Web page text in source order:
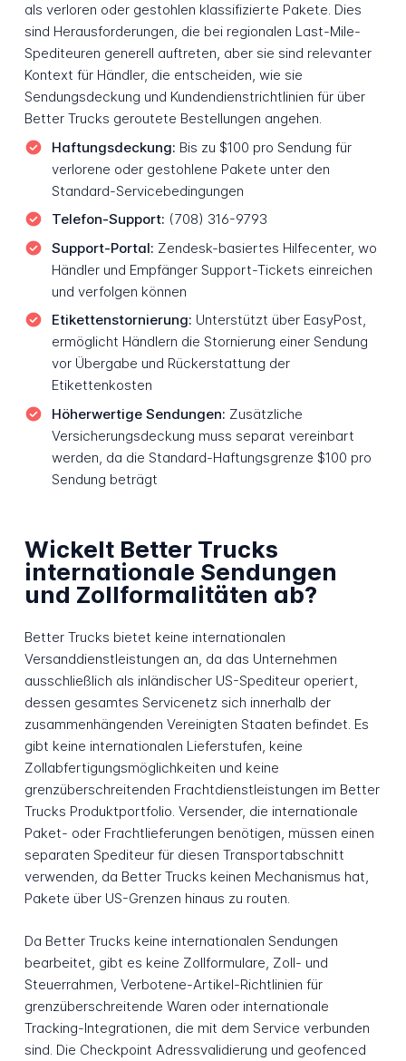
als verloren oder gestohlen klassifizierte Pakete. Dies
sind Herausforderungen, die bei regionalen Last-Mile-
Spediteuren generell auftreten, aber sie sind relevanter
Kontext für Händler, die entscheiden, wie sie
Sendungsdeckung und Kundendienstrichtlinien für über
Better Trucks geroutete Bestellungen angehen.
Haftungsdeckung: Bis zu $100 pro Sendung für
verlorene oder gestohlene Pakete unter den
Standard-Servicebedingungen
Telefon-Support: (708) 316-9793
Support-Portal: Zendesk-basiertes Hilfecenter, wo
Händler und Empfänger Support-Tickets einreichen
und verfolgen können
Etikettenstornierung: Unterstützt über EasyPost,
ermöglicht Händlern die Stornierung einer Sendung
vor Übergabe und Rückerstattung der
Etikettenkosten
Höherwertige Sendungen: Zusätzliche
Versicherungsdeckung muss separat vereinbart
werden, da die Standard-Haftungsgrenze $100 pro
Sendung beträgt
Wickelt Better Trucks
internationale Sendungen
und Zollformalitäten ab?
Better Trucks bietet keine internationalen
Versanddienstleistungen an, da das Unternehmen
ausschließlich als inländischer US-Spediteur operiert,
dessen gesamtes Servicenetz sich innerhalb der
zusammenhängenden Vereinigten Staaten befindet. Es
gibt keine internationalen Lieferstufen, keine
Zollabfertigungsmöglichkeiten und keine
grenzüberschreitenden Frachtdienstleistungen im Better
Trucks Produktportfolio. Versender, die internationale
Paket- oder Frachtlieferungen benötigen, müssen einen
separaten Spediteur für diesen Transportabschnitt
verwenden, da Better Trucks keinen Mechanismus hat,
Pakete über US-Grenzen hinaus zu routen.
Da Better Trucks keine internationalen Sendungen
bearbeitet, gibt es keine Zollformulare, Zoll- und
Steuerrahmen, Verbotene-Artikel-Richtlinien für
grenzüberschreitende Waren oder internationale
Tracking-Integrationen, die mit dem Service verbunden
sind. Die Checkpoint Adressvalidierung und geofenced